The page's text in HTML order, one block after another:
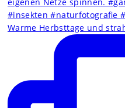
Warme Herbsttage und